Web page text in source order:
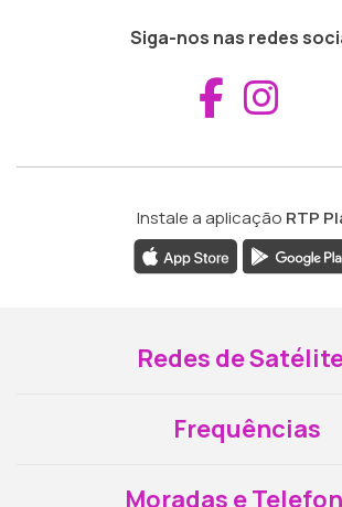
Siga-nos nas redes
Instale a aplicação RTP
Redes de
Frequências
Moradas e